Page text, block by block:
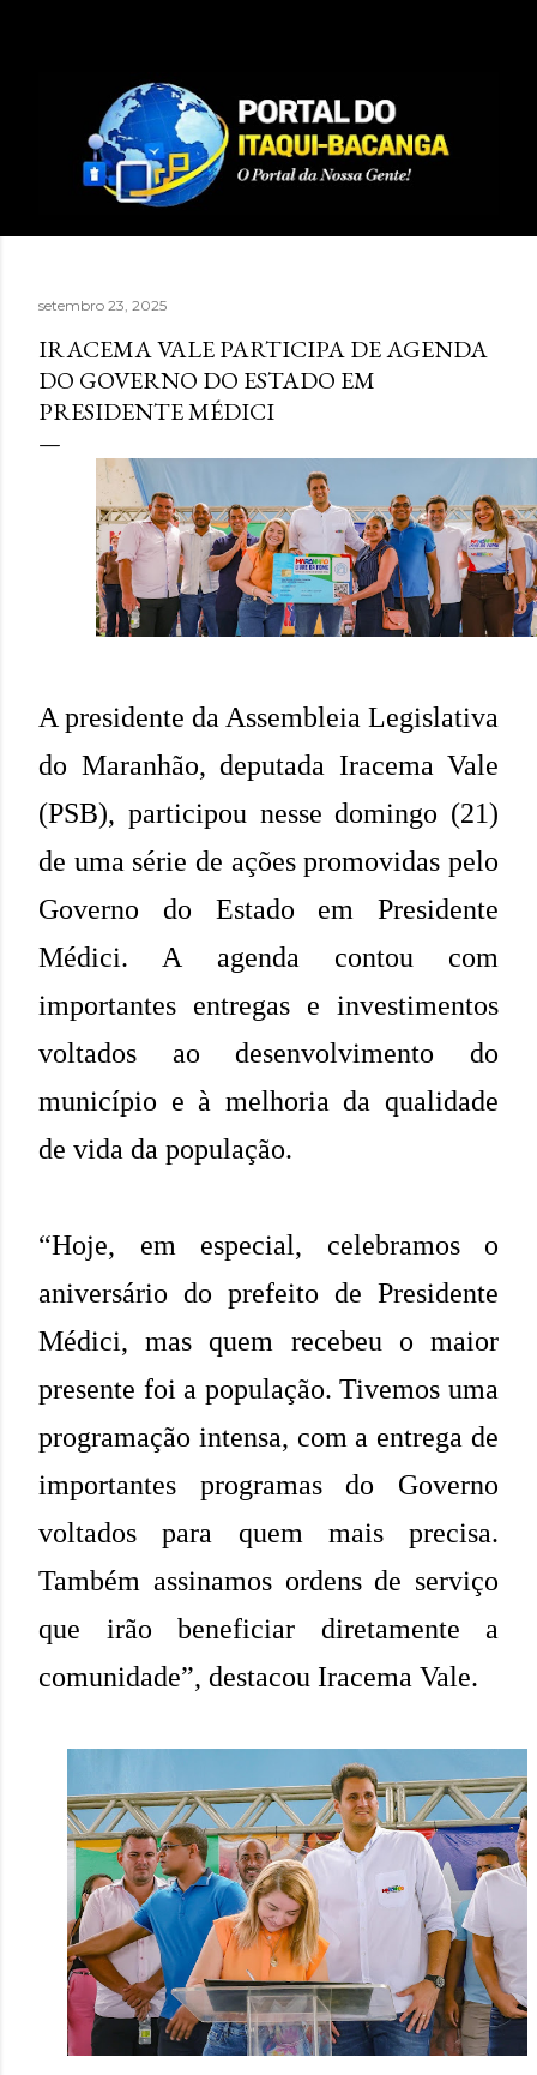
setembro 23, 2025
IRACEMA VALE PARTICIPA DE AGENDA
DO GOVERNO DO ESTADO EM
PRESIDENTE MÉDICI
A presidente da Assembleia Legislativa
do Maranhão, deputada Iracema Vale
(PSB), participou nesse domingo (21)
de uma série de ações promovidas pelo
Governo do Estado em Presidente
Médici. A agenda contou com
importantes entregas e investimentos
voltados ao desenvolvimento do
município e à melhoria da qualidade
de vida da população.
“Hoje, em especial, celebramos o
aniversário do prefeito de Presidente
Médici, mas quem recebeu o maior
presente foi a população. Tivemos uma
programação intensa, com a entrega de
importantes programas do Governo
voltados para quem mais precisa.
Também assinamos ordens de serviço
que irão beneficiar diretamente a
comunidade”, destacou Iracema Vale.